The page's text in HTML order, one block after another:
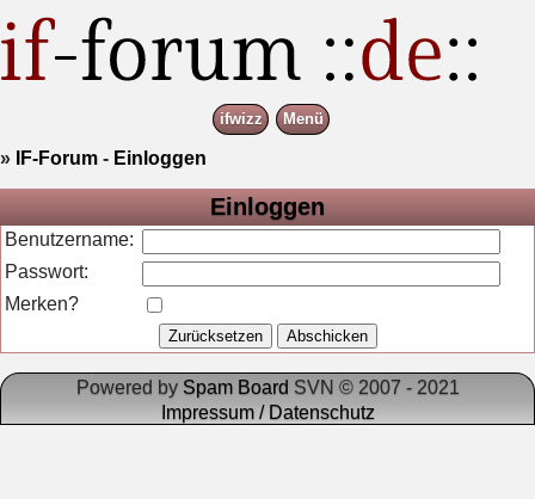
ifwizz Menü
» IF-Forum - Einloggen
Einloggen
Benutzername:
Passwort:
Merken?
Powered by Spam Board SVN © 2007 - 2021
Impressum / Datenschutz